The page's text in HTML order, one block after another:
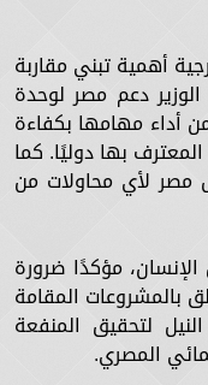
أهمية تبني مقاربة
دعم مصر لوحدة
أداء مهامها بكفاءة
بها دوليًا. كما
مصر لأي محاولات من
مؤكدًا ضرورة
بالمشروعات المقامة
لتحقيق المنفعة
المصري.